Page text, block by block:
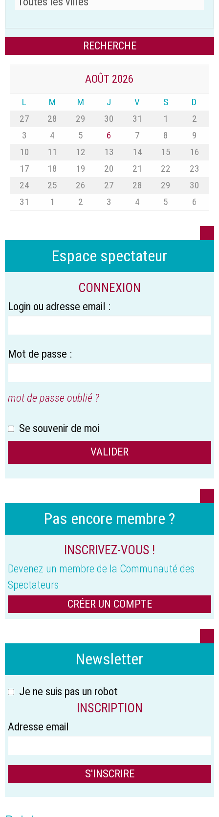
AOÛT 2026
L M M J V S
D
27
28 29 30 31 1
2
3
4 5 6 7 8
9
10
11 12 13 14 15
16
17
18 19 20 21 22
23
24
25 26 27 28 29
30
31
1 2 3 4 5 6
Espace spectateur
CONNEXION
Login ou adresse email :
Mot de passe :
mot de passe oublié ?
Se souvenir de moi
Pas encore membre ?
INSCRIVEZ-VOUS !
Devenez un membre de la Communauté des
Spectateurs
CRÉER UN COMPTE
Newsletter
Je ne suis pas un robot
INSCRIPTION
Adresse email